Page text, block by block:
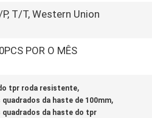
T/T, Western Union
POR O MÊS
tpr roda resistente,
da haste de 100mm,
quadrados da haste do tpr